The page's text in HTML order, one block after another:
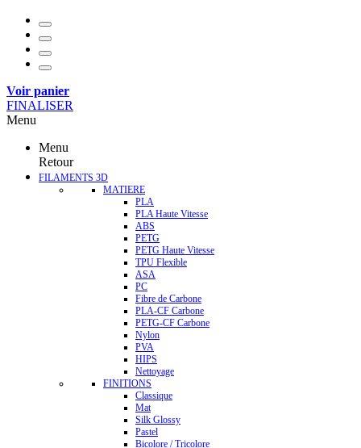
Voir panier
FINALISER
Menu
Menu
Retour
FILAMENTS 3D
MATIERE
PLA
PLA Haute Vitesse
ABS
PETG
PETG Haute Vitesse
TPU Flexible
ASA
PC
Fibre de Carbone
PLA-CF Carbone
PETG-CF Carbone
Nylon
PVA
HIPS
Nettoyage
FINITIONS
Classique
Mat
Silk Glossy
Pastel
Bicolore / Tricolore